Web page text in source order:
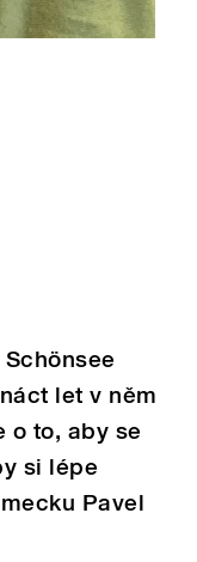
let v něm
o to, aby se
si lépe
Pavel